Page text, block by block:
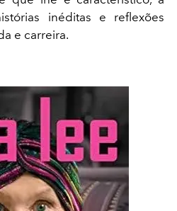
inéditas e reflexões
e carreira.